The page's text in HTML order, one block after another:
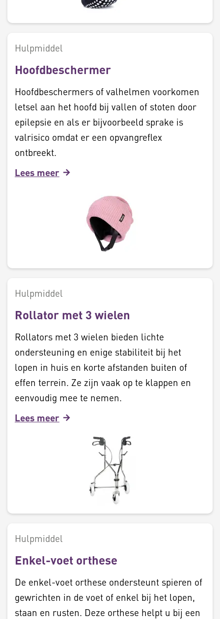
Hulpmiddel
Hoofdbeschermer
Hoofdbeschermers of valhelmen voorkomen
letsel aan het hoofd bij vallen of stoten door
epilepsie en als er bijvoorbeeld sprake is
valrisico omdat er een opvangreflex
ontbreekt.
Lees meer
Hulpmiddel
Rollator met 3 wielen
Rollators met 3 wielen bieden lichte
ondersteuning en enige stabiliteit bij het
lopen in huis en korte afstanden buiten of
effen terrein. Ze zijn vaak op te klappen en
eenvoudig mee te nemen.
Lees meer
Hulpmiddel
Enkel-voet orthese
De enkel-voet orthese ondersteunt spieren of
gewrichten in de voet of enkel bij het lopen,
staan en rusten. Deze orthese helpt u bij een